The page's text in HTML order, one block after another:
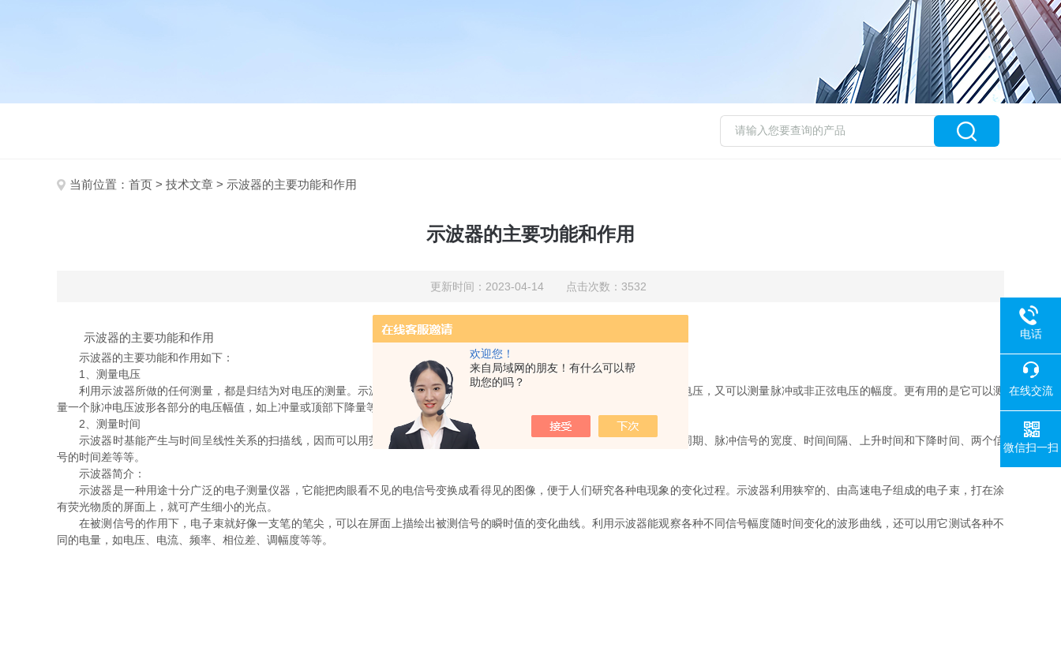
欢迎您！
来自局域网的朋友！有什么可以帮
助您的吗？
当前位置： 首页 > 技术文章 > 示波器的主要功能和作用
示波器的主要功能和作用
更新时间：2023-04-14 点击次数：3532
示波器的主要功能和作用
示波器的主要功能和作用如下：
1、测量电压
利用示波器所做的任何测量，都是归结为对电压的测量。示波器可以测量各种波形的电压幅度，既可以测量直流电压和正弦电压，又可以测量脉冲或非正弦电压的幅度。更有用的是它可以测
量一个脉冲电压波形各部分的电压幅值，如上冲量或顶部下降量等。
2、测量时间
示波器时基能产生与时间呈线性关系的扫描线，因而可以用荧光屏的水平刻度来测量波形的时间参数。如周期性信号的重复周期、脉冲信号的宽度、时间间隔、上升时间和下降时间、两个信
号的时间差等等。
示波器简介：
示波器是一种用途十分广泛的电子测量仪器，它能把肉眼看不见的电信号变换成看得见的图像，便于人们研究各种电现象的变化过程。示波器利用狭窄的、由高速电子组成的电子束，打在涂
有荧光物质的屏面上，就可产生细小的光点。
在被测信号的作用下，电子束就好像一支笔的笔尖，可以在屏面上描绘出被测信号的瞬时值的变化曲线。利用示波器能观察各种不同信号幅度随时间变化的波形曲线，还可以用它测试各种不
同的电量，如电压、电流、频率、相位差、调幅度等等。
电话
在线交流
微信扫一扫